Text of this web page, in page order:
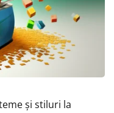
și stiluri la